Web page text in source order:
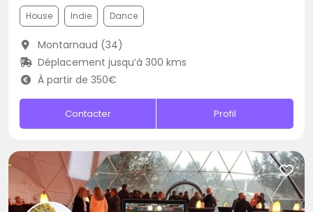
House Indie Dance
Montarnaud (34)
Déplacement jusqu’à 300 kms
À partir de 350€
Contacter Profil